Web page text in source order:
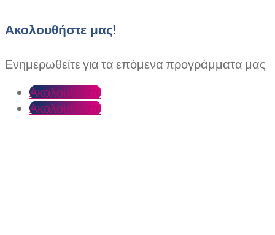
Ακολουθήστε μας!
Ενημερωθείτε για τα επόμενα προγράμματα μας
Ακολουθήστε
Ακολουθήστε